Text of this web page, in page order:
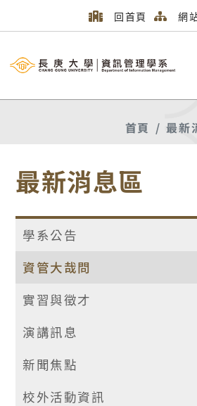
回首頁 網
首頁 最新
最新消息區
學系公告
資管大哉問
實習與徵才
演講訊息
新聞焦點
校外活動資訊